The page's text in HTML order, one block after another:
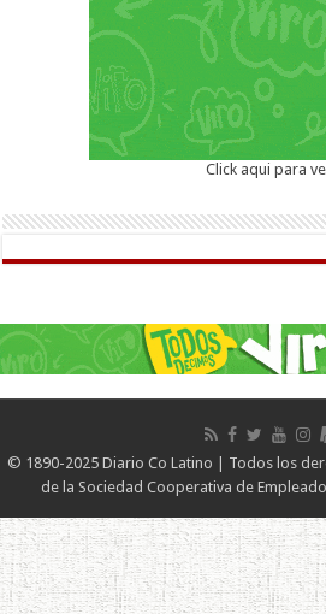
Click aqui para
© 1890-2025 Diario Co Latino | Todos los
de la Sociedad Cooperativa de